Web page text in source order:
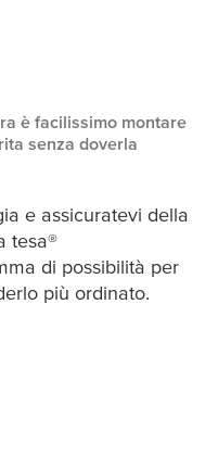
è facilissimo montare
senza doverla
e assicuratevi della
tesa®
di possibilità per
più ordinato.